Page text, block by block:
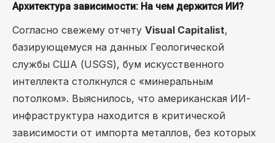
Архитектура зависимости: На чем держится ИИ?
Согласно свежему отчету Visual Capitalist,
базирующемуся на данных Геологической
службы США (USGS), бум искусственного
интеллекта столкнулся с «минеральным
потолком». Выяснилось, что американская ИИ-
инфраструктура находится в критической
зависимости от импорта металлов, без которых